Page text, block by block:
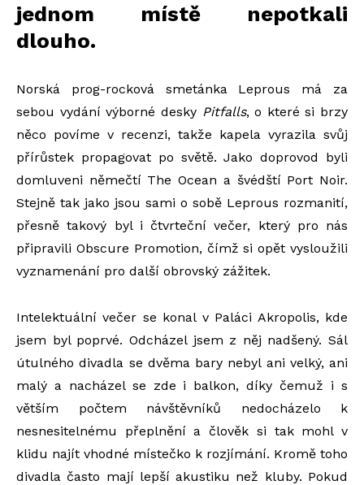
jednom místě nepotkali
dlouho.
Norská prog-rocková smetánka Leprous má za
sebou vydání výborné desky Pitfalls, o které si brzy
něco povíme v recenzi, takže kapela vyrazila svůj
přírůstek propagovat po světě. Jako doprovod byli
domluveni němečtí The Ocean a švédští Port Noir.
Stejně tak jako jsou sami o sobě Leprous rozmanití,
přesně takový byl i čtvrteční večer, který pro nás
připravili Obscure Promotion, čímž si opět vysloužili
vyznamenání pro další obrovský zážitek.
Intelektuální večer se konal v Paláci Akropolis, kde
jsem byl poprvé. Odcházel jsem z něj nadšený. Sál
útulného divadla se dvěma bary nebyl ani velký, ani
malý a nacházel se zde i balkon, díky čemuž i s
větším počtem návštěvníků nedocházelo k
nesnesitelnému přeplnění a člověk si tak mohl v
klidu najít vhodné místečko k rozjímání. Kromě toho
divadla často mají lepší akustiku než kluby. Pokud